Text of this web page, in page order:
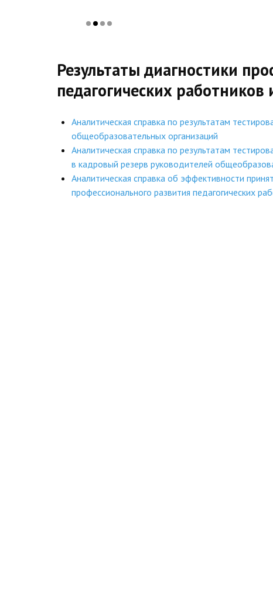
Результаты диагностики
педагогических
Аналитическая справка по результатам
общеобразовательных организаций
Аналитическая справка по результатам
в кадровый резерв руководителей
Аналитическая справка об эффективности
профессионального развития педагогических